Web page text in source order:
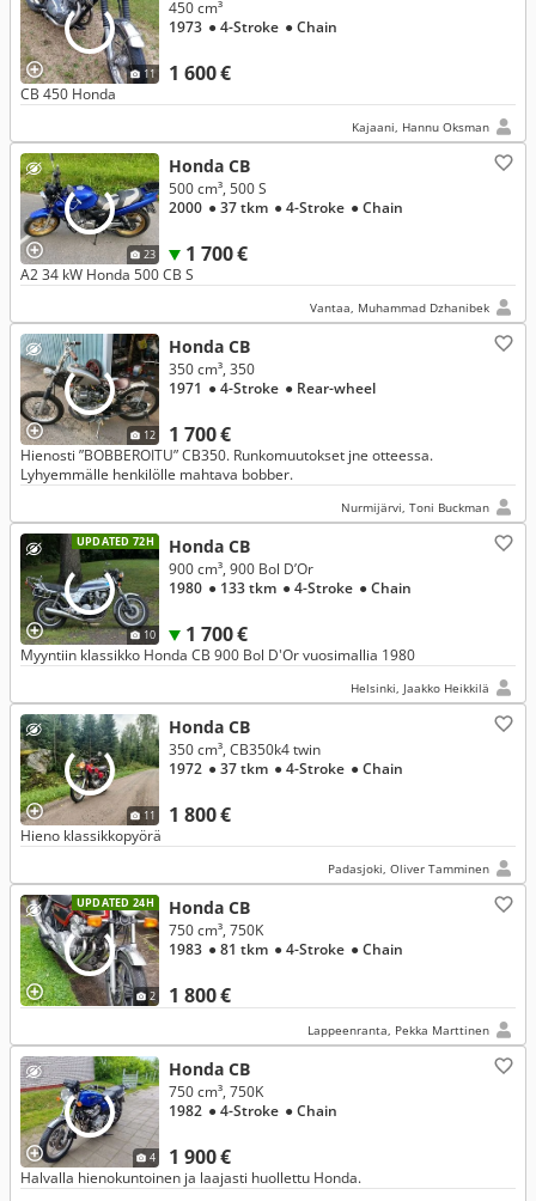
11 1 600 €
450 cm³
1973 ● 4-Stroke ● Chain
CB 450 Honda
Kajaani, Hannu Oksman
23
Honda CB
1 700 €
500 cm³, 500 S
2000 ● 37 tkm ● 4-Stroke ● Chain
A2 34 kW Honda 500 CB S
Vantaa, Muhammad Dzhanibek
12
Honda CB
1 700 €
350 cm³, 350
1971 ● 4-Stroke ● Rear-wheel
Hienosti ”BOBBEROITU” CB350. Runkomuutokset jne otteessa.
Lyhyemmälle henkilölle mahtava bobber.
Nurmijärvi, Toni Buckman
UPDATED 72H
10
Honda CB
1 700 €
900 cm³, 900 Bol D’Or
1980 ● 133 tkm ● 4-Stroke ● Chain
Myyntiin klassikko Honda CB 900 Bol D'Or vuosimallia 1980
Helsinki, Jaakko Heikkilä
11
Honda CB
1 800 €
350 cm³, CB350k4 twin
1972 ● 37 tkm ● 4-Stroke ● Chain
Hieno klassikkopyörä
Padasjoki, Oliver Tamminen
UPDATED 24H
2
Honda CB
1 800 €
750 cm³, 750K
1983 ● 81 tkm ● 4-Stroke ● Chain
Lappeenranta, Pekka Marttinen
4
Honda CB
1 900 €
750 cm³, 750K
1982 ● 4-Stroke ● Chain
Halvalla hienokuntoinen ja laajasti huollettu Honda.